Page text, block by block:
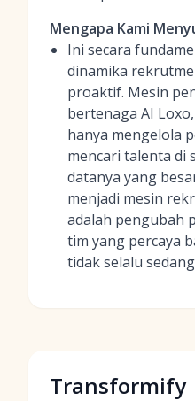
Mengapa Kami
Ini secara
dinamika
proaktif. Mesin
bertenaga AI
hanya mengelola
mencari talenta di
datanya yang
menjadi mesin
adalah pengubah
tim yang percaya
tidak selalu
Transformify